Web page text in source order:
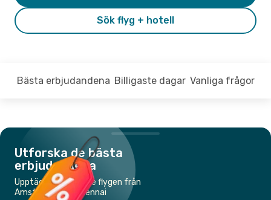
Sök flyg + hotell
Bästa erbjudandena Billigaste dagar Vanliga frågor
Utforska de bästa
erbjudandena
Upptäck de billigaste flygen från
Amsterdam till Chennai